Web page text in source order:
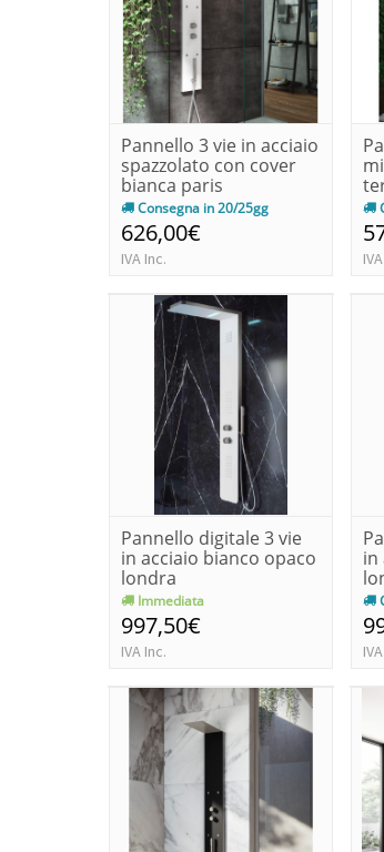
Pannello 3 vie in acciaio
spazzolato con cover
bianca paris
Consegna in 20/25gg
626,00€
IVA Inc.
Pannello digitale 3 vie
in acciaio bianco opaco
londra
Immediata
997,50€
IVA Inc.
in